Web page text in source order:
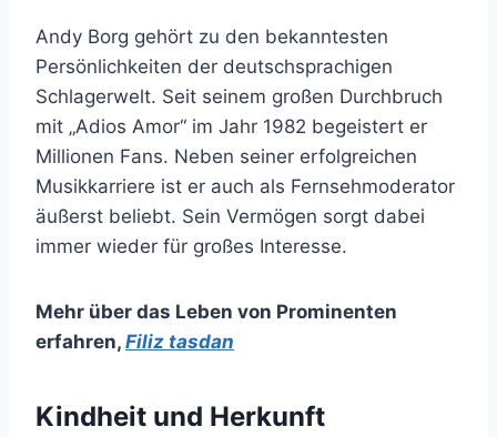
Andy Borg gehört zu den bekanntesten
Persönlichkeiten der deutschsprachigen
Schlagerwelt. Seit seinem großen Durchbruch
mit „Adios Amor“ im Jahr 1982 begeistert er
Millionen Fans. Neben seiner erfolgreichen
Musikkarriere ist er auch als Fernsehmoderator
äußerst beliebt. Sein Vermögen sorgt dabei
immer wieder für großes Interesse.
Mehr über das Leben von Prominenten
erfahren, Filiz tasdan
Kindheit und Herkunft